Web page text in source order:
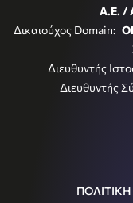
Α.Ε. /
Δικαιούχος Domain:
Διευθυντής
Διευθυντής